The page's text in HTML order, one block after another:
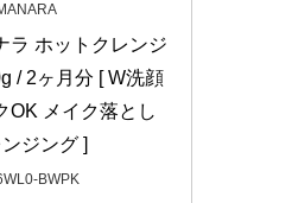
ラ ホットクレンジ
/ 2ヶ月分 [ W洗顔
OK メイク落とし
ジング ]
BWPK